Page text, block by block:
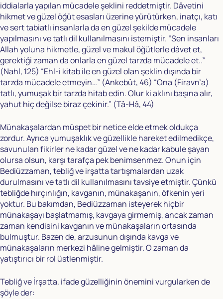
iddialarla yapılan mücadele şeklini reddetmiştir. Dâvetini
hikmet ve güzel öğüt esasları üzerine yürütürken, inatçı, katı
ve sert tabiatlı insanlarla da en güzel şekilde mücadele
yapılmasını ve tatlı dil kullanılmasını istemiştir. “Sen insanları
Allah yoluna hikmetle, güzel ve makul öğütlerle dâvet et,
gerektiği zaman da onlarla en güzel tarzda mücadele et..”
(Nahl, 125) “Ehl-i kitab ile en güzel olan şeklin dışında bir
tarzda mücadele etmeyin…” (Ankebût, 46) “Ona (Firavn’a)
tatlı, yumuşak bir tarzda hitab edin. Olur ki aklını başına alır,
yahut hiç değilse biraz çekinir.” (Tâ-Hâ, 44)
Münakaşalardan müspet bir netice elde etmek oldukça
zordur. Ayrıca yumuşaklık ve güzellikle hareket edilmedikçe,
savunulan fikirler ne kadar güzel ve ne kadar kabule şayan
olursa olsun, karşı tarafça pek benimsenmez. Onun için
Bediüzzaman, tebliğ ve irşatta tartışmalardan uzak
durulmasını ve tatlı dil kullanılmasını tavsiye etmiştir. Çünkü
tebliğde hırçınlığın, kavganın, münakaşanın, öfkenin yeri
yoktur. Bu bakımdan, Bediüzzaman isteyerek hiçbir
münakaşayı başlatmamış, kavgaya girmemiş, ancak zaman
zaman kendisini kavganın ve münakaşaların ortasında
bulmuştur. Bazen de, arzusunun dışında kavga ve
münakaşaların merkezi hâline gelmiştir. O zaman da
yatıştırıcı bir rol üstlenmiştir.
Tebliğ ve İrşatta, ifade güzelliğinin önemini vurgularken de
şöyle der: